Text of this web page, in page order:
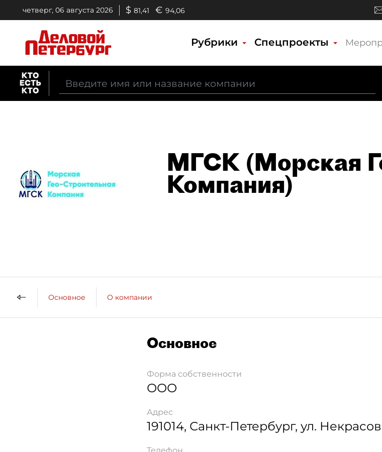
четверг, 06 августа 2026 $ 81,41 € 94,06
Рубрики Спецпроекты
МГСК (Морская
Компания)
Основное О компании
Основное
Форма собственности
ООО
Адрес
191014, Санкт-Петербург, ул.